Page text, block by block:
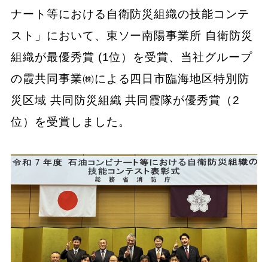
ナート等における自衛防災組織の技能コンテ
スト」において、東ソー南陽事業所 自衛防災
組織が最優秀賞 (1位）を受賞、当社グループ
の霞共同事業㈱による四日市臨海地区特別防
災区域 共同防災組織 共同霞隊が優秀賞（2
位）を受賞しました。